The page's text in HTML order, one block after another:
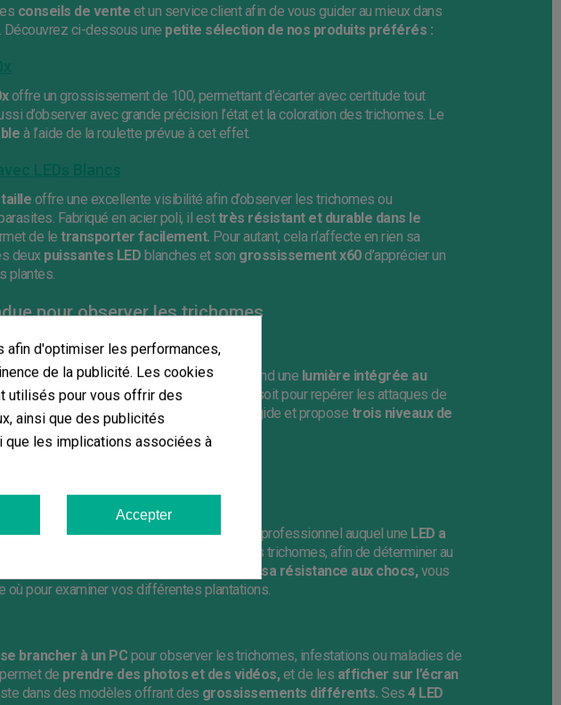
conseils de vente et un service client afin de vous guider au mieux dans
ci-dessous une petite sélection de nos produits préférés :
offre un grossissement de 100, permettant d’écarter avec certitude tout
d’observer avec grande précision l’état et la coloration des trichomes. Le
à l’aide de la roulette prévue à cet effet.
LEDs Blancs
offre une excellente visibilité afin d’observer les trichomes ou
Fabriqué en acier poli, il esttrès résistant et durable dans le
de le transporter facilement. Pour autant, cela n’affecte en rien sa
deuxpuissantes LED blanches et son grossissement x60d’apprécier un
plantes.
pour observer les trichomes
professionnel 60x 80x 100x
professionnel x60 x80 x100 comprend une lumière intégrée au
avec la précision la plus totale, que ce soit pour repérer les attaques de
champignons. Il est fabriqué en plastique rigide et propose trois niveaux de
x100,
faciles à régler.
plus vendus
x100 à LED
x100 à LEDest un accessoire précis et professionnel auquel une LED a
au quotidien l’état de maturation des trichomes, afin de déterminer au
format de poche et à sa résistance aux chocs,vous
où pour examiner vos différentes plantations.
se brancher à un PC pour observer les trichomes, infestations ou maladies de
de prendre des photos et des vidéos,et de les afficher sur l’écran
dans des modèles offrant des grossissements différents. Ses4 LED
afin d'optimiser les performances,
de la publicité. Les cookies
utilisés pour vous offrir des
ainsi que des publicités
les implications associées à
Accepter